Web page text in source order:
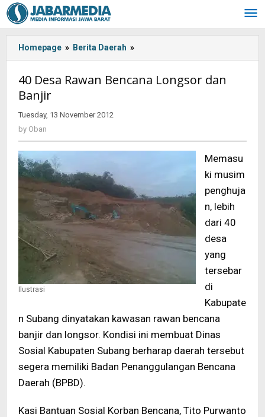
Skip
to
content
Homepage » Berita Daerah »
Desa
Bencana
40 Desa Rawan Bencana Longsor dan
Banjir
Tuesday, 13 November 2012
by Oban
Ilustrasi
Memasu
ki musim
penghuja
n, lebih
dari 40
desa
yang
tersebar
di
Kabupate
n Subang dinyatakan kawasan rawan bencana
banjir dan longsor. Kondisi ini membuat Dinas
Sosial Kabupaten Subang berharap daerah tersebut
segera memiliki Badan Penanggulangan Bencana
Daerah (BPBD).
Kasi Bantuan Sosial Korban Bencana, Tito Purwanto